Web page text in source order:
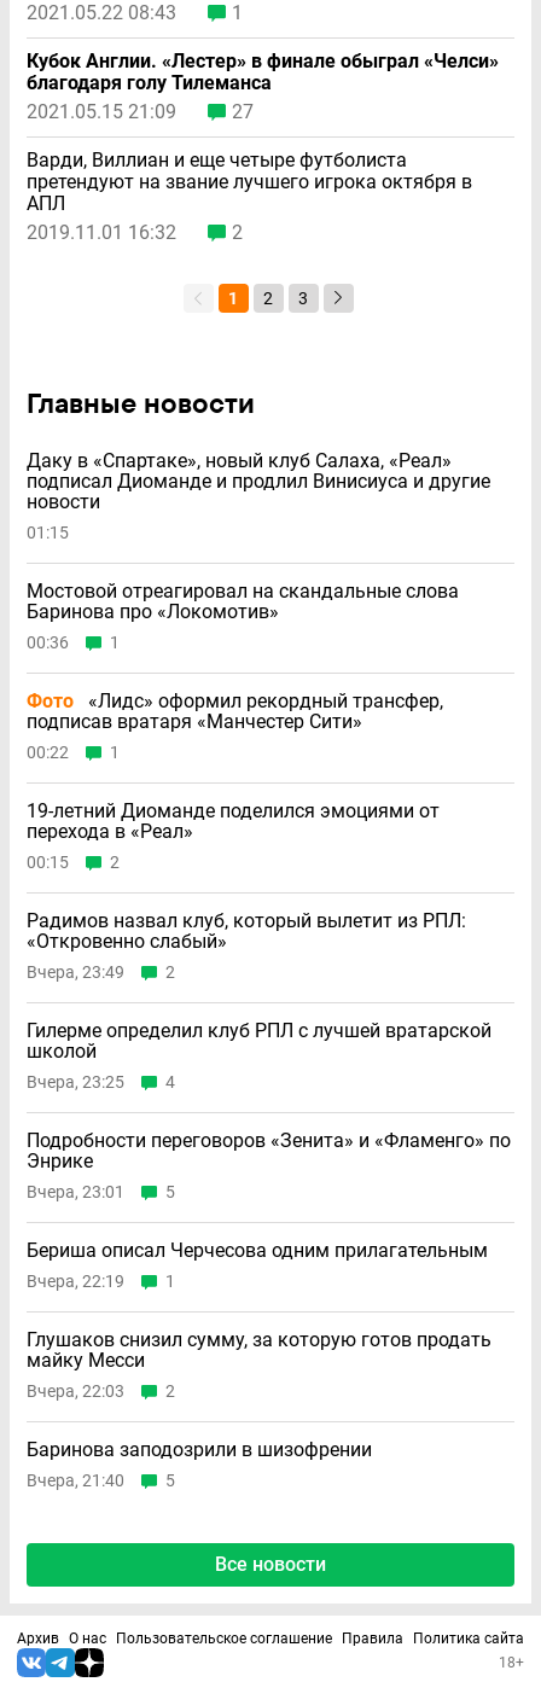
2021.05.22 08:43
1
Кубок Англии. «Лестер» в финале обыграл «Челси»
благодаря голу Тилеманса
2021.05.15 21:09
27
Варди, Виллиан и еще четыре футболиста
претендуют на звание лучшего игрока октября в
АПЛ
2019.11.01 16:32
2
1 2 3
Главные новости
Даку в «Спартаке», новый клуб Салаха, «Реал»
подписал Диоманде и продлил Винисиуса и другие
новости
01:15
Мостовой отреагировал на скандальные слова
Баринова про «Локомотив»
00:36 1
Фото
«Лидс» оформил рекордный трансфер,
подписав вратаря «Манчестер Сити»
00:22 1
19-летний Диоманде поделился эмоциями от
перехода в «Реал»
00:15 2
Радимов назвал клуб, который вылетит из РПЛ:
«Откровенно слабый»
Вчера, 23:49 2
Гилерме определил клуб РПЛ с лучшей вратарской
школой
Вчера, 23:25 4
Подробности переговоров «Зенита» и «Фламенго» по
Энрике
Вчера, 23:01 5
Бериша описал Черчесова одним прилагательным
Вчера, 22:19 1
Глушаков снизил сумму, за которую готов продать
майку Месси
Вчера, 22:03 2
Баринова заподозрили в шизофрении
Вчера, 21:40 5
Все новости
Архив О нас Пользовательское соглашение Правила
Политика сайта
18+